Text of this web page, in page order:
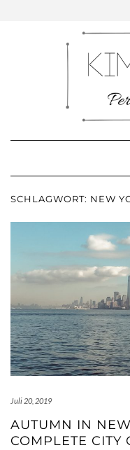
SCHLAGWORT: NEW
Juli 20, 2019
AUTUMN IN
COMPLETE CITY